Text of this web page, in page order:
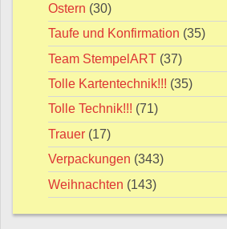
Ostern (30)
Taufe und Konfirmation (35)
Team StempelART (37)
Tolle Kartentechnik!!! (35)
Tolle Technik!!! (71)
Trauer (17)
Verpackungen (343)
Weihnachten (143)